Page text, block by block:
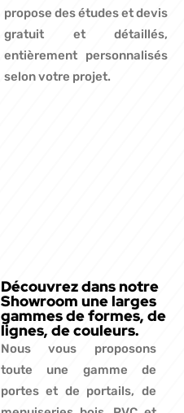
propose des études et devis
gratuit et détaillés,
entièrement personnalisés
selon votre projet.
Découvrez dans notre
Showroom une larges
gammes de formes, de
lignes, de couleurs.
Nous vous proposons
toute une gamme de
portes et de portails, de